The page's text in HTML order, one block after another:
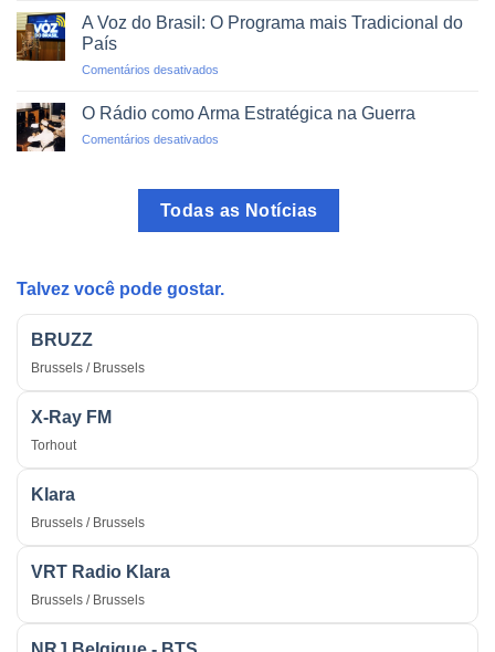
Trânsito
Pirata:
O
Ilegais
A Voz do Brasil: O Programa mais Tradicional do
País
Comentários desativados
Tradicional
O Rádio como Arma Estratégica na Guerra
Comentários desativados
Arma
Estratégica
Todas as Notícias
Talvez você pode gostar.
BRUZZ
Brussels / Brussels
X-Ray FM
Torhout
Klara
Brussels / Brussels
VRT Radio Klara
Brussels / Brussels